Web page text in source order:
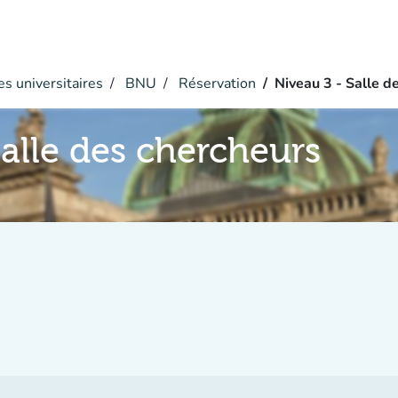
universitaires BNU Réservation Niveau 3 - Salle
des chercheurs